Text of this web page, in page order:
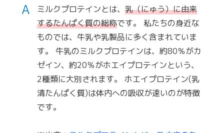
A ミルクプロテインとは、乳（にゅう）に由来
するたんぱく質の総称です。 私たちの身近な
ものでは、牛乳や乳製品に多く含まれていま
す。 牛乳のミルクプロテインは、約80％がカ
ゼイン、約20％がホエイプロテインという、
2種類に大別されます。 ホエイプロテイン(乳
清たんぱく質)は体内への吸収が速いのが特徴
です。